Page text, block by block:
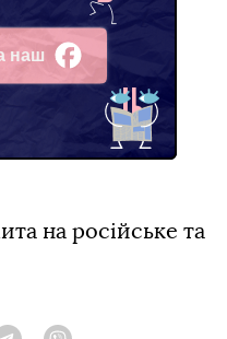
наш
на російське та